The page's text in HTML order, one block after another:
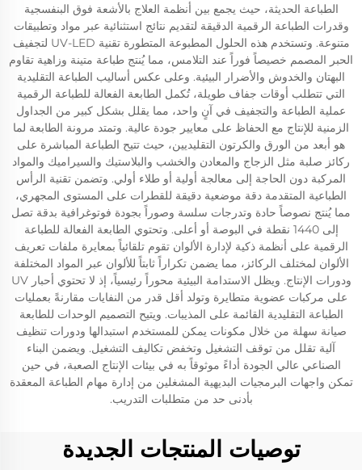
الطباعة الحديثة، حيث يجمع بين أنظمة العلاج بالأشعة فوق البنفسجية
وقدرات الطباعة الرقمية الدقيقة لتقديم نتائج استثنائية عبر مواد وتطبيقات
متنوعة. وتستخدم هذه الحلول المطبوعة المتطورة تقنية UV-LED لتجفيف
الحبر المصمم خصيصاً فوراً عند التلامس، مما يُنتج طباعة متينة وزاهية تقاوم
البهتان والخدوش والأضرار البيئية. وعلى عكس أساليب الطباعة التقليدية
التي تتطلب أوقات جفاف طويلة، تُكمل الطابعة الفعالة للطباعة الرقمية
عملية الطباعة والتجفيف في آنٍ واحد، مما يقلل بشكل كبير من الجداول
الزمنية للإنتاج مع الحفاظ على معايير جودة عالية. وتمتد مرونة الطابعة لما
هو أبعد من الورق والكرتون التقليديين، حيث تتيح الطباعة المباشرة على
ركائز صلبة مثل الزجاج والمعادن والخشب والبلاستيك والسيراميك والمواد
المركبة دون الحاجة إلى معالجة أولية أو طلاء أولي. وتضمن تقنية الرأس
الطباعية المتقدمة دقة موضعية دقيقة للقطرات على المستوى المجهري،
مما يُنتج نصوصاً حادة وتدرجات سلسة وصوراً بجودة فوتوغرافية بدقة تصل
إلى 1440 نقطة في البوصة أو أعلى. وتحتوي الطابعة الفعالة للطباعة
الرقمية على أنظمة ذكية لإدارة الألوان تقوم تلقائياً بمعايرة ملفات تعريف
الألوان لمختلف الركائز، مما يضمن تكراراً ثابتاً للألوان عبر المواد المختلفة
ودورات الإنتاج. ويظل الاستدامة البيئية محوراً رئيسياً، إذ لا تحتوي أحبار UV
على مركبات عضوية متطايرة وتولد أقل قدر من النفايات مقارنةً بعمليات
الطباعة التقليدية القائمة على المذيبات. ويتيح التصميم الوحدات للطابعة
صيانة سهلة من خلال مكونات يمكن للمستخدم استبدالها ودورات تنظيف
آلية تقلل من توقف التشغيل وتخفض تكاليف التشغيل. ويضمن البناء
الصناعي عالي الجودة أداءً موثوقاً به في بيئات الإنتاج الصعبة، في حين
تمكن واجهات البرمجيات البديهية المشغلين من إدارة مهام الطباعة المعقدة
بأدنى حد من متطلبات التدريب.
توصيات المنتجات الجديدة